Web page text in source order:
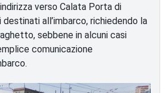
verso Calata Porta di
all’imbarco, richiedendo la
sebbene in alcuni casi
comunicazione